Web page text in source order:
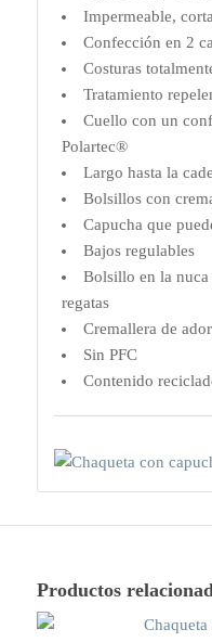
Impermeable,
Confección en 2
Costuras
Tratamiento
Cuello con un
Polartec®
Largo hasta la
Bolsillos con
Capucha que
Bajos regulables
Bolsillo en la
regatas
Cremallera de
Sin PFC
Contenido
Productos